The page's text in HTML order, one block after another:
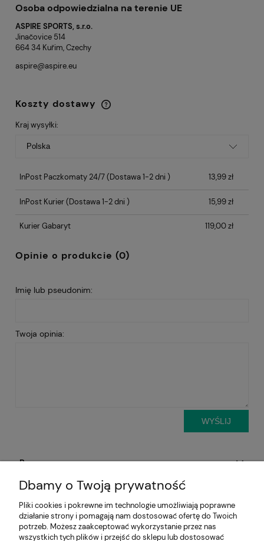
Osoba odpowiedzialna na terenie UE
ASPIRE SPORTS, s.r.o.
Jinačovice 514
664 34 Kuřim, Czechy
aspire@aspire.eu
Koszty dostawy
Cena nie zawiera ewentualnych kosztów
płatności
Kraj wysyłki:
InPost Paczkomaty 24/7(Dostawa 1-2 dni ) 13,99 zł
InPost Kurier(Dostawa 1-2 dni ) 15,99 zł
Kurier Gabaryt 119,00 zł
Opinie o produkcie (0)
Imię lub pseudonim:
Twoja opinia:
WYŚLIJ
Pomoc
Aktualności
Moje konto
Dbamy o Twoją prywatność
Pliki cookies i pokrewne im technologie umożliwiają poprawne
działanie strony i pomagają nam dostosować ofertę do Twoich
potrzeb. Możesz zaakceptować wykorzystanie przez nas
wszystkich tych plików i przejść do sklepu lub dostosować